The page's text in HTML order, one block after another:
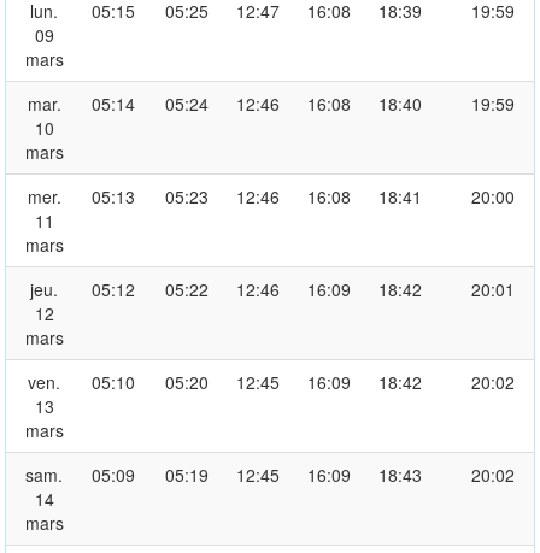
lun.
09
mars
05:15 05:25 12:47 16:08 18:39 19:59
mar.
10
mars
05:14 05:24 12:46 16:08 18:40 19:59
mer.
11
mars
05:13 05:23 12:46 16:08 18:41 20:00
jeu.
12
mars
05:12 05:22 12:46 16:09 18:42 20:01
ven.
13
mars
05:10 05:20 12:45 16:09 18:42 20:02
sam.
14
mars
05:09 05:19 12:45 16:09 18:43 20:02